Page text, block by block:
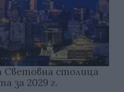
Световна столица
за 2029 г.